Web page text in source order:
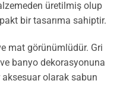
üretilmiş olup
bir tasarıma sahiptir.
mat görünümlüdür. Gri
banyo dekorasyonuna
olarak sabun